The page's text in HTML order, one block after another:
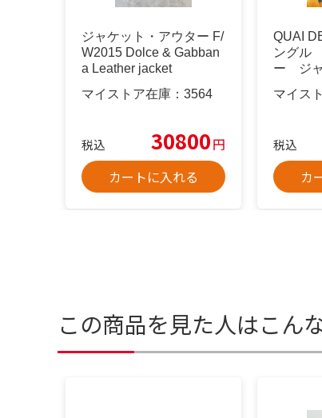
ジャケット・アウター F/
W2015 Dolce & Gabban
a Leather jacket
マイストア在庫： 3564
税込 30800円
カートに入れる
QUAI
ングル
ー ジャ
マイス
税込
カ
この商品を見た人はこん